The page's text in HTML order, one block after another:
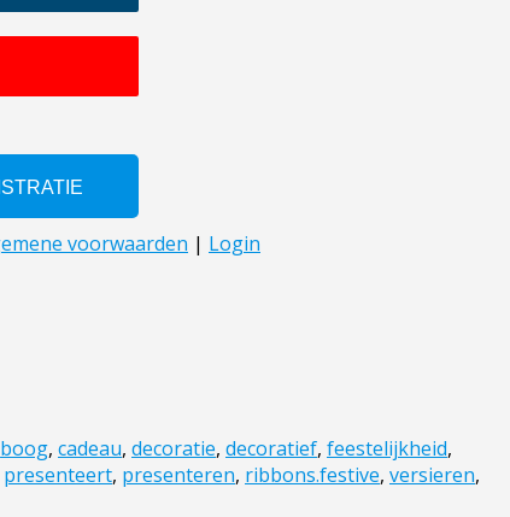
boog, cadeau, decoratie, decoratief, feestelijkheid,
presenteert, presenteren, ribbons.festive, versieren,